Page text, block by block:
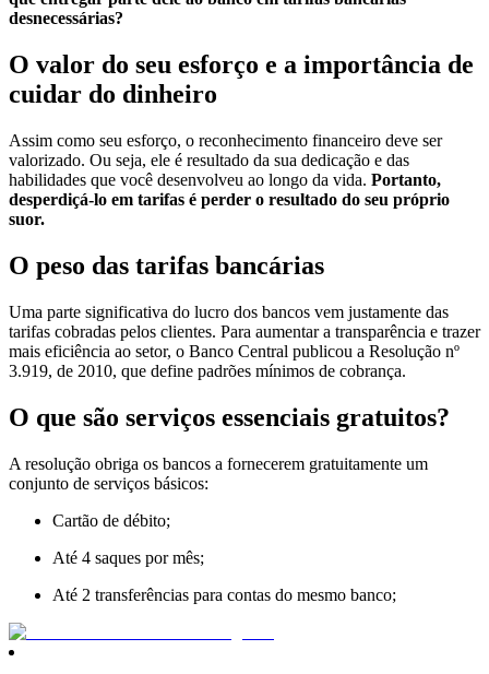
desnecessárias?
O valor do seu esforço e a importância de
cuidar do dinheiro
Assim como seu esforço, o reconhecimento financeiro deve ser
valorizado. Ou seja, ele é resultado da sua dedicação e das
habilidades que você desenvolveu ao longo da vida. Portanto,
desperdiçá-lo em tarifas é perder o resultado do seu próprio
suor.
O peso das tarifas bancárias
Uma parte significativa do lucro dos bancos vem justamente das
tarifas cobradas pelos clientes. Para aumentar a transparência e trazer
mais eficiência ao setor, o Banco Central publicou a Resolução nº
3.919, de 2010, que define padrões mínimos de cobrança.
O que são serviços essenciais gratuitos?
A resolução obriga os bancos a fornecerem gratuitamente um
conjunto de serviços básicos:
Cartão de débito;
Até 4 saques por mês;
Até 2 transferências para contas do mesmo banco;